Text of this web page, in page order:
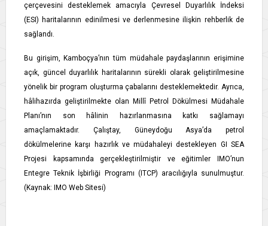
çerçevesini desteklemek amacıyla Çevresel Duyarlılık İndeksi
(ESI) haritalarının edinilmesi ve derlenmesine ilişkin rehberlik de
sağlandı.
Bu girişim, Kamboçya’nın tüm müdahale paydaşlarının erişimine
açık, güncel duyarlılık haritalarının sürekli olarak geliştirilmesine
yönelik bir program oluşturma çabalarını desteklemektedir. Ayrıca,
hâlihazırda geliştirilmekte olan Millî Petrol Dökülmesi Müdahale
Planı’nın son hâlinin hazırlanmasına katkı sağlamayı
amaçlamaktadır. Çalıştay, Güneydoğu Asya’da petrol
dökülmelerine karşı hazırlık ve müdahaleyi destekleyen GI SEA
Projesi kapsamında gerçekleştirilmiştir ve eğitimler IMO’nun
Entegre Teknik İşbirliği Programı (ITCP) aracılığıyla sunulmuştur.
(Kaynak: IMO Web Sitesi)